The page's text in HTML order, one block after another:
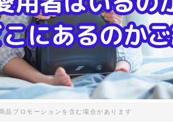
品プロモーションを含む場合があります